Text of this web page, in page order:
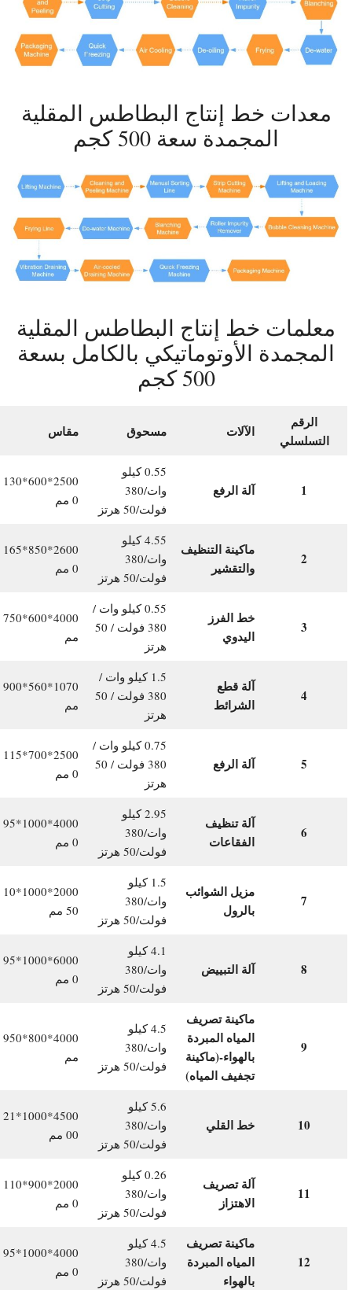
معدات خط إنتاج البطاطس المقلية
المجمدة سعة 500 كجم
معلمات خط إنتاج البطاطس المقلية
المجمدة الأوتوماتيكي بالكامل بسعة
500 كجم
الرقم
التسلسلي
الآلات مسحوق مقاس
1 آلة الرفع
0.55 كيلو
وات/380
فولت/50 هرتز
2500*600*130
0 مم
2
ماكينة التنظيف
والتقشير
4.55 كيلو
وات/380
فولت/50 هرتز
2600*850*165
0 مم
3
خط الفرز
اليدوي
0.55 كيلو وات /
380 فولت / 50
هرتز
4000*600*750
مم
4
آلة قطع
الشرائط
1.5 كيلو وات /
380 فولت / 50
هرتز
1070*560*900
مم
5 آلة الرفع
0.75 كيلو وات /
380 فولت / 50
هرتز
2500*700*115
0 مم
6
آلة تنظيف
الفقاعات
2.95 كيلو
وات/380
فولت/50 هرتز
4000*1000*95
0 مم
7
مزيل الشوائب
بالرول
1.5 كيلو
وات/380
فولت/50 هرتز
2000*1000*10
50 مم
8 آلة التبييض
4.1 كيلو
وات/380
فولت/50 هرتز
6000*1000*95
0 مم
9
ماكينة تصريف
المياه المبردة
بالهواء-(ماكينة
تجفيف المياه)
4.5 كيلو
وات/380
فولت/50 هرتز
4000*800*950
مم
10 خط القلي
5.6 كيلو
وات/380
فولت/50 هرتز
4500*1000*21
00 مم
11
آلة تصريف
الاهتزاز
0.26 كيلو
وات/380
فولت/50 هرتز
2000*900*110
0 مم
12
ماكينة تصريف
المياه المبردة
بالهواء
4.5 كيلو
وات/380
فولت/50 هرتز
4000*1000*95
0 مم